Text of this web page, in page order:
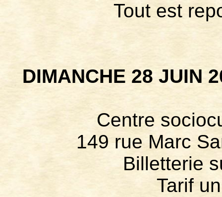
Tout est
DIMANCHE 28 JUIN
Centre
149 rue Marc
Billetterie
Tarif